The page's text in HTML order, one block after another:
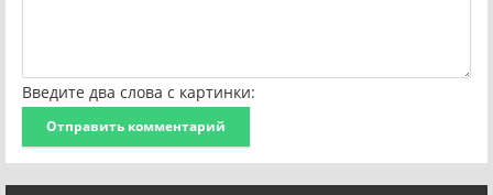
Введите два слова с картинки:
Отправить комментарий